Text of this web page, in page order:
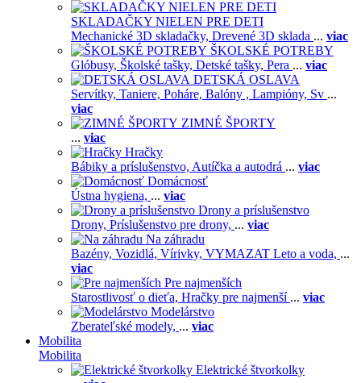
SKLADAČKY NIELEN PRE DETI
Mechanické 3D skladačky, Drevené 3D sklada ... viac
ŠKOLSKÉ POTREBY
Glóbusy, Školské tašky, Detské tašky, Pera ... viac
DETSKÁ OSLAVA
Servítky, Taniere, Poháre, Balóny , Lampióny, Sv ...
viac
ZIMNÉ ŠPORTY
... viac
Hračky
Bábiky a príslušenstvo, Autíčka a autodrá ... viac
Domácnosť
Ústna hygiena, ... viac
Drony a príslušenstvo
Drony, Príslušenstvo pre drony, ... viac
Na záhradu
Bazény, Vozidlá, Vírivky, VYMAZAT Leto a voda, ...
viac
Pre najmenších
Starostlivosť o dieťa, Hračky pre najmenší ... viac
Modelárstvo
Zberateľské modely, ... viac
Mobilita
Mobilita
Elektrické štvorkolky